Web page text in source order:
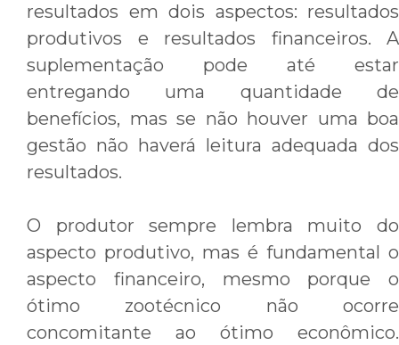
resultados em dois aspectos: resultados
produtivos e resultados financeiros. A
suplementação pode até estar
entregando uma quantidade de
benefícios, mas se não houver uma boa
gestão não haverá leitura adequada dos
resultados.
O produtor sempre lembra muito do
aspecto produtivo, mas é fundamental o
aspecto financeiro, mesmo porque o
ótimo zootécnico não ocorre
concomitante ao ótimo econômico.